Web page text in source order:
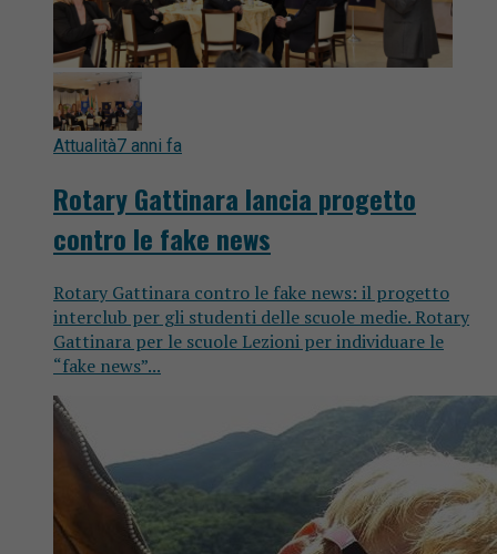
Attualità7 anni fa
Rotary Gattinara lancia progetto
contro le fake news
Rotary Gattinara contro le fake news: il progetto
interclub per gli studenti delle scuole medie. Rotary
Gattinara per le scuole Lezioni per individuare le
“fake news”...